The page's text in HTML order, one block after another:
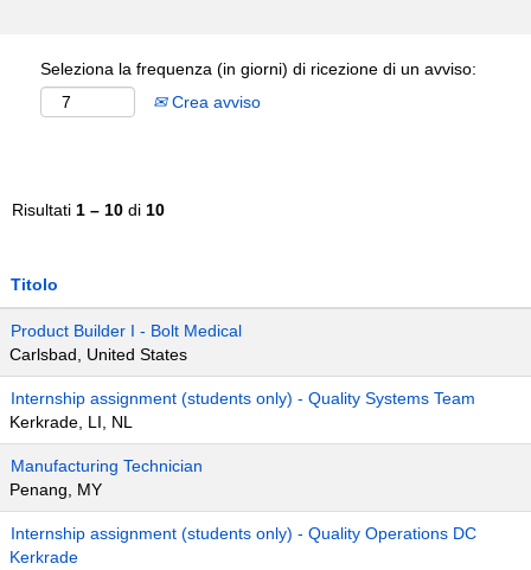
Seleziona la frequenza (in giorni) di ricezione di un avviso:
Crea avviso
Risultati 1 – 10 di 10
Titolo
Product Builder I - Bolt Medical
Carlsbad, United States
Internship assignment (students only) - Quality Systems Team
Kerkrade, LI, NL
Manufacturing Technician
Penang, MY
Internship assignment (students only) - Quality Operations DC
Kerkrade